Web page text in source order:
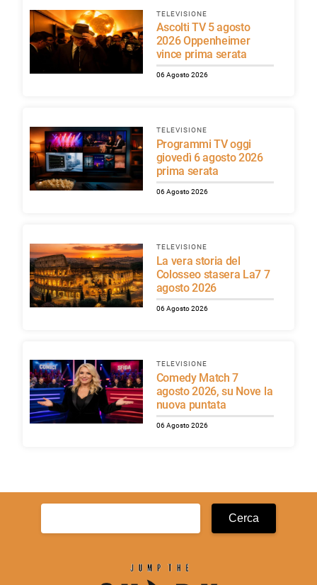
TELEVISIONE
Ascolti TV 5 agosto
2026 Oppenheimer
vince prima serata
06 Agosto 2026
TELEVISIONE
Programmi TV oggi
giovedì 6 agosto 2026
prima serata
06 Agosto 2026
TELEVISIONE
La vera storia del
Colosseo stasera La7 7
agosto 2026
06 Agosto 2026
TELEVISIONE
Comedy Match 7
agosto 2026, su Nove la
nuova puntata
06 Agosto 2026
Ricerca